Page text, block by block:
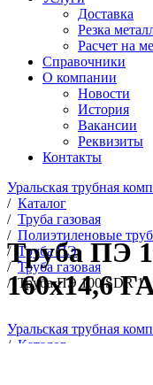
Доставка
Резка
Расчет на
Справочники
О компании
Новости
История
Вакансии
Реквизиты
Контакты
Уральская трубная
/ Каталог
/ Труба газовая
/ Полиэтиленовые
/ Труба ПЭ
/ Труба газовая
/ Труба ПЭ 100 SDR
Труба ПЭ
160x14,6
Уральская трубная
/ Каталог
Полиэтиленовые